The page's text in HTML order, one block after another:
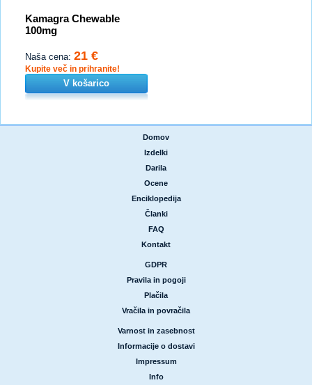
Kamagra Chewable
100mg
Naša cena: 21 €
Kupite več in prihranite!
V košarico
Domov
Izdelki
Darila
Ocene
Enciklopedija
Članki
FAQ
Kontakt
GDPR
Pravila in pogoji
Plačila
Vračila in povračila
Varnost in zasebnost
Informacije o dostavi
Impressum
Info